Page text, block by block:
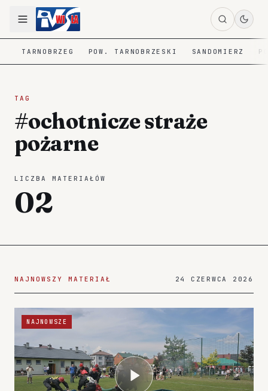
TARNOBRZEG POW. TARNOBRZESKI SANDOMIERZ
TAG
#ochotnicze straże
pożarne
LICZBA MATERIAŁÓW
02
NAJNOWSZY MATERIAŁ 24 CZERWCA 2026
NAJNOWSZE